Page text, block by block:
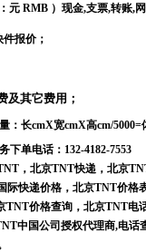
元 RMB ） 现金,支票,转账,
报价；
及其它费用；
：长cmX宽cmX高cm/5000=
下单电话：132-4182-7553
，北京TNT快递，北京
快递价格，北京TNT价
价格查询，北京TNT
中国公司授权代理商,电